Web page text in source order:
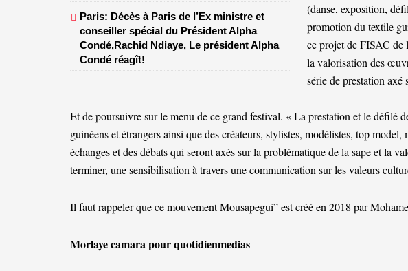
Paris: Décès à Paris de l’Ex ministre et
conseiller spécial du Président Alpha
Condé,Rachid Ndiaye, Le président Alpha
Condé réagît!
(danse, exposition,
promotion du textile
ce projet de FISAC de
la valorisation des
série de prestation
Et de poursuivre sur le menu de ce grand festival. « La prestation et le défilé
guinéens et étrangers ainsi que des créateurs, stylistes, modélistes, top model,
échanges et des débats qui seront axés sur la problématique de la sape et la
terminer, une sensibilisation à travers une communication sur les valeurs
Il faut rappeler que ce mouvement Mousapegui” est créé en 2018 par
Morlaye camara pour quotidienmedias